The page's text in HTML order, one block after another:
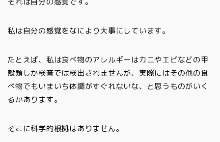
私は自分の感覚をなにより大事にしています。
たとえば、私は食べ物のアレルギーはカニやエビなどの甲
殻類しか検査では検出されませんが、実際にはその他の食
べ物でもいまいち体調がすぐれないな、と思うものがいく
るかあります。
そこに科学的根拠はありません。